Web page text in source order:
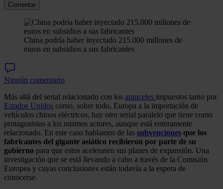
Comentar
China podría haber inyectado 215.000 millones de
euros en subsidios a sus fabricantes
Ningún comentario
Más allá del serial relacionado con los aranceles impuestos tanto por
Estados Unidos como, sobre todo, Europa a la importación de
vehículos chinos eléctricos, hay otro serial paralelo que tiene como
protagonistas a los mismos actores, aunque está enteramente
relacionado. En este caso hablamos de las subvenciones que los
fabricantes del gigante asiático recibieron por parte de su
gobierno para que estos acelerasen sus planes de expansión. Una
investigación que se está llevando a cabo a través de la Comisión
Europea y cuyas conclusiones están todavía a la espera de
conocerse.